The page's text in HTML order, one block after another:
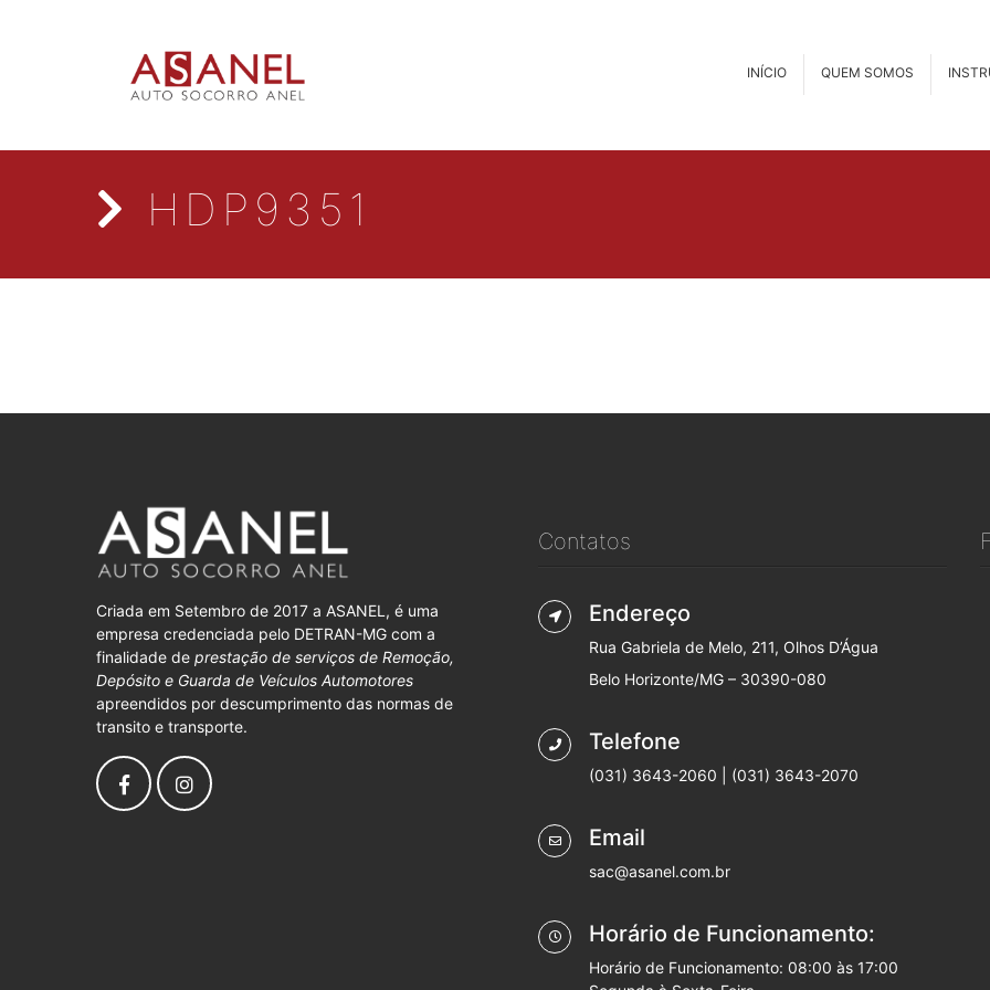
INÍCIO QUEM SOMOS
HDP9351
Criada em Setembro de 2017 a ASANEL, é uma
empresa credenciada pelo DETRAN-MG com a
finalidade de prestação de serviços de Remoção,
Depósito e Guarda de Veículos Automotores
apreendidos por descumprimento das normas de
transito e transporte.
Contatos
Endereço
Rua Gabriela de Melo, 211, Olhos D’Água
Belo Horizonte/MG – 30390-080
Telefone
(031) 3643-2060 | (031) 3643-2070
Email
sac@asanel.com.br
Horário de Funcionamento:
Horário de Funcionamento: 08:00 às 17:00